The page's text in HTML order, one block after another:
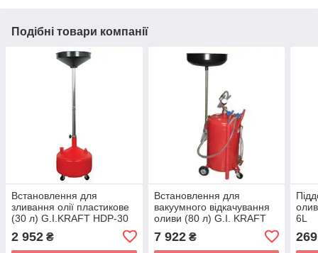
Подібні товари компанії
Встановлення для
зливання олії пластикове
(30 л) G.I.KRAFT HDP-30
2 952 ₴
Встановлення для
вакуумного відкачування
оливи (80 л) G.I. KRAFT
7 922₴
6L
269